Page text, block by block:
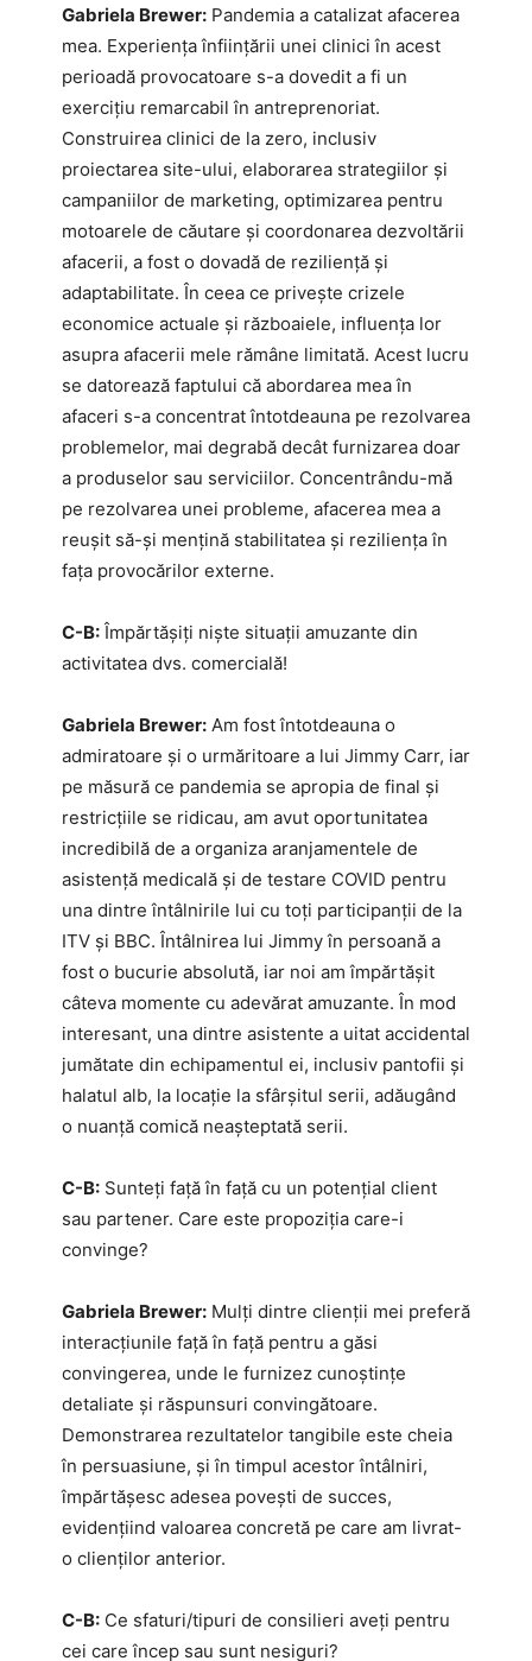
Gabriela Brewer: Pandemia a catalizat afacerea
mea. Experiența înființării unei clinici în acest
perioadă provocatoare s-a dovedit a fi un
exercițiu remarcabil în antreprenoriat.
Construirea clinici de la zero, inclusiv
proiectarea site-ului, elaborarea strategiilor și
campaniilor de marketing, optimizarea pentru
motoarele de căutare și coordonarea dezvoltării
afacerii, a fost o dovadă de reziliență și
adaptabilitate. În ceea ce privește crizele
economice actuale și războaiele, influența lor
asupra afacerii mele rămâne limitată. Acest lucru
se datorează faptului că abordarea mea în
afaceri s-a concentrat întotdeauna pe rezolvarea
problemelor, mai degrabă decât furnizarea doar
a produselor sau serviciilor. Concentrându-mă
pe rezolvarea unei probleme, afacerea mea a
reușit să-și mențină stabilitatea și reziliența în
fața provocărilor externe.
C-B: Împărtășiți niște situații amuzante din
activitatea dvs. comercială!
Gabriela Brewer: Am fost întotdeauna o
admiratoare și o urmăritoare a lui Jimmy Carr, iar
pe măsură ce pandemia se apropia de final și
restricțiile se ridicau, am avut oportunitatea
incredibilă de a organiza aranjamentele de
asistență medicală și de testare COVID pentru
una dintre întâlnirile lui cu toți participanții de la
ITV și BBC. Întâlnirea lui Jimmy în persoană a
fost o bucurie absolută, iar noi am împărtășit
câteva momente cu adevărat amuzante. În mod
interesant, una dintre asistente a uitat accidental
jumătate din echipamentul ei, inclusiv pantofii și
halatul alb, la locație la sfârșitul serii, adăugând
o nuanță comică neașteptată serii.
C-B: Sunteți față în față cu un potențial client
sau partener. Care este propoziția care-i
convinge?
Gabriela Brewer: Mulți dintre clienții mei preferă
interacțiunile față în față pentru a găsi
convingerea, unde le furnizez cunoștințe
detaliate și răspunsuri convingătoare.
Demonstrarea rezultatelor tangibile este cheia
în persuasiune, și în timpul acestor întâlniri,
împărtășesc adesea povești de succes,
evidențiind valoarea concretă pe care am livrat-
o clienților anterior.
C-B: Ce sfaturi/tipuri de consilieri aveți pentru
cei care încep sau sunt nesiguri?